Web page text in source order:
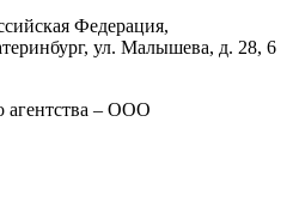
Федерация,
, ул. Малышева, д. 28, 6
агентства – ООО